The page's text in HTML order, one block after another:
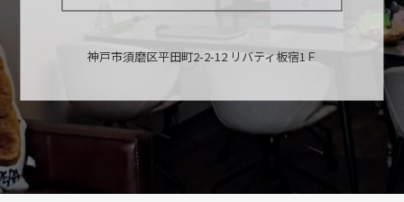
神戸市須磨区平田町2-2-12 リバティ板宿1Ｆ